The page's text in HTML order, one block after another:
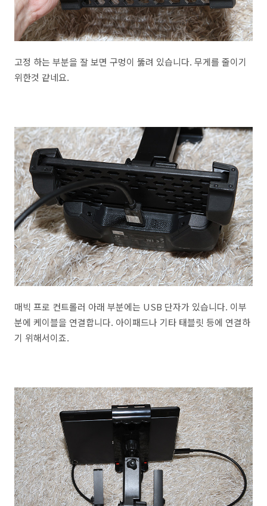
고정 하는 부분을 잘 보면 구멍이 뚫려 있습니다. 무게를 줄이기
위한것 같네요.
매빅 프로 컨트롤러 아래 부분에는 USB 단자가 있습니다. 이부
분에 케이블을 연결합니다. 아이패드나 기타 태블릿 등에 연결하
기 위해서이죠.